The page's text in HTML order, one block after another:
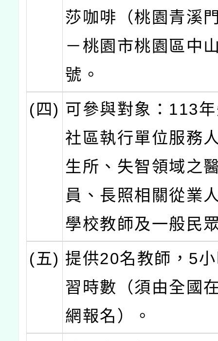
莎咖啡（桃園青溪
－桃園市桃園區中
號。
(四) 可參與對象：113
社區執行單位服務
生所、失智領域之
員、長照相關從業
學校教師及一般民
(五) 提供20名教師，5
習時數（須由全國
網報名）。